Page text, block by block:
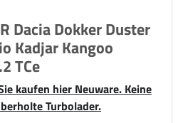
Dacia Dokker Duster
Kadjar Kangoo
TCe
kaufen hier Neuware. Keine
Turbolader.